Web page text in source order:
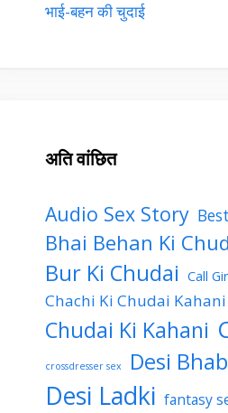
भाई-बहन की चुदाई
अति वांछित
Audio Sex Story
Bhai Behan Ki
Bur Ki Chudai Call
Chachi Ki Chudai Kahani
Chudai Ki Kahani
crossdresser sex Desi
Desi Ladki fantasy